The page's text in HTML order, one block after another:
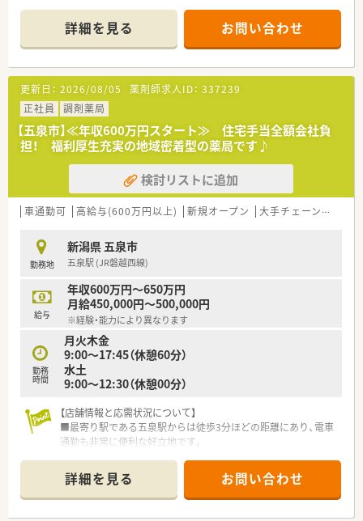
月木 10:00～17:00（休憩60分）
火水 10:00～14:00（休憩なし）
【応需科目】総合科目
【応需枚数】40-70枚/日
【人員体制】
薬剤師 常勤3名
事務 常勤2名 非常勤1名 常時3名
********************************
＼手厚いサポートが魅力のファルマスタッフ／
■万全のサポート体制：2名体制で担当がつきしっかりサポート！
■各種保険を完備：社会保険(週20時間以上)/雇用保険/薬剤師賠
償責任保険
■充実の休暇制度：有給休暇(6ヶ月以上勤務)、夏季休暇、慶弔休
ご希望条件に合わせて求人をお探しします！
まずはお気軽にお問い合わせください。
詳細を見る お問い合わせ
更新日： 2026/08/05 薬剤師求人ID： 337239
正社員
調剤薬局
【五泉市】≪年収600万円スタート≫ 住宅手当全額会社負
担！ 福利厚生充実の地域密着型の薬局です♪
検討リストに追加
車通勤可 高給与(600万円以上) 新規オープン 大手チェーン以外
勤務地
新潟県 五泉市
五泉駅 (JR磐越西線)
給与
年収600万円～650万円
月給450,000円～500,000円
※経験・能力により異なります
勤務
時間
月火木金
9:00～17:45（休憩60分）
水土
9:00～12:30（休憩00分）
【店舗情報と応需状況について】
■最寄り駅である五泉駅からは徒歩3分ほどの距離にあり、電車
通勤も非常に便利な好立地です。
り、専門知識を深められる環境です。
■1日の処方箋枚数は30枚程度と落ち着いており、一人ひとりの
患者様とじっくり向き合えます。
詳細を見る お問い合わせ